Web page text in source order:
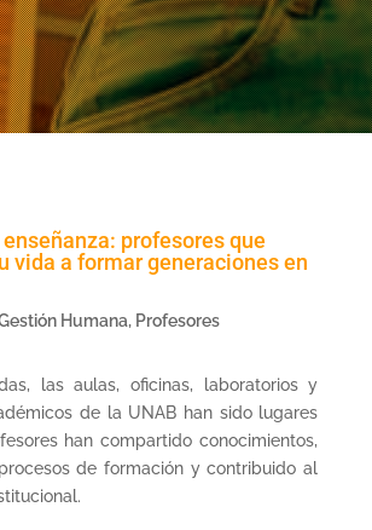
profesores que
vida a formar generaciones en
Humana, Profesores
las aulas, oficinas, laboratorios y
de la UNAB han sido lugares
han compartido conocimientos,
de formación y contribuido al